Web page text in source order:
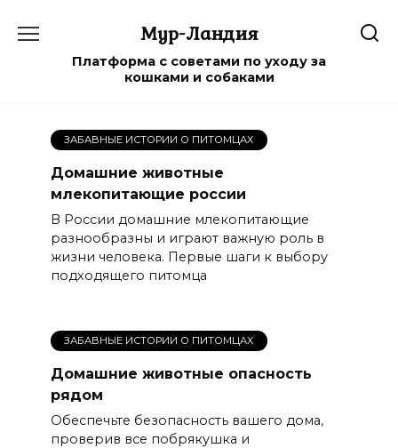
Мур-Ландия
Платформа с советами по уходу за
кошками и собаками
ЗАБАВНЫЕ ИСТОРИИ О ПИТОМЦАХ
Домашние животные
млекопитающие россии
В России домашние млекопитающие
разнообразны и играют важную роль в
жизни человека. Первые шаги к выбору
подходящего питомца
ЗАБАВНЫЕ ИСТОРИИ О ПИТОМЦАХ
Домашние животные опасность
рядом
Обеспечьте безопасность вашего дома,
проверив все побрякушка и